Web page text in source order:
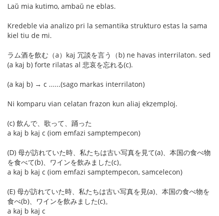
Laŭ mia kutimo, ambaŭ ne eblas.
Kredeble via analizo pri la semantika strukturo estas la sama
kiel tiu de mi.
ラム酒を飲む（a）kaj 冗談を言う（b) ne havas interrilaton. sed
(a kaj b) forte rilatas al 悲哀を忘れる(c).
(a kaj b) → c ......(sago markas interrilaton)
Ni komparu vian celatan frazon kun aliaj ekzemploj.
(c) 飲んで、歌って、踊った
a kaj b kaj c (iom emfazi samptempecon)
(D) 母が訪れていた時、私たちは古い写真を見て(a)、本国の食べ物
を食べて(b)、ワインを飲みました(c)。
a kaj b kaj c (iom emfazi samptempecon, samcelecon)
(E) 母が訪れていた時、私たちは古い写真を見(a)、本国の食べ物を
食べ(b)、ワインを飲みました(c)。
a kaj b kaj c